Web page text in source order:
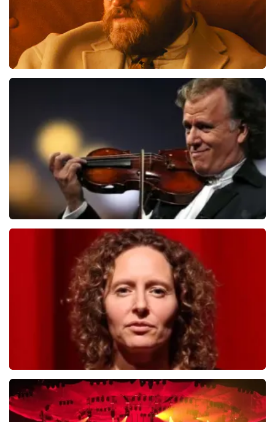
BESTEL NU
Andre Rieu
laatste 30 minuten
BESTEL NU
Esther van der Voort
488laatste 30 minuten